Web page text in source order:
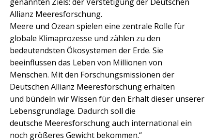
Allianz Meeresforschung.
Meere und Ozean spielen eine zentrale Rolle für
globale Klimaprozesse und zählen zu den
bedeutendsten Ökosystemen der Erde. Sie
beeinflussen das Leben von Millionen von
Menschen. Mit den Forschungsmissionen der
Deutschen Allianz Meeresforschung erhalten
und bündeln wir Wissen für den Erhalt dieser unserer
Lebensgrundlage. Dadurch soll die
deutsche Meeresforschung auch international ein
noch größeres Gewicht bekommen.“